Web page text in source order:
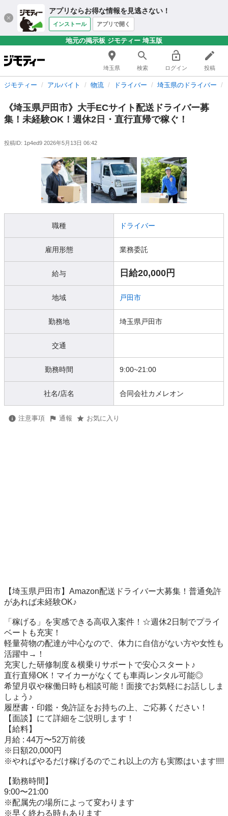
アプリならお得な情報を見逃さない！
インストール アプリで開く
地元の掲示板 ジモティー 埼玉版
埼玉県 検索 ログイン 投稿
ジモティー アルバイト 物流 ドライバー 埼玉県のドライバー
《埼玉県戸田市》大手ECサイト配送ドライバー募
集！未経験OK！週休2日・直行直帰で稼ぐ！
投稿ID: 1p4ed9 2026年5月13日 06:42
職種 ドライバー
雇用形態 業務委託
給与 日給20,000円
地域 戸田市
勤務地 埼玉県戸田市
交通
勤務時間 9:00~21:00
社名/店名 合同会社カメレオン
注意事項 通報 お気に入り
【埼玉県戸田市】Amazon配送ドライバー大募集！普通免許
があれば未経験OK♪
「稼げる」を実感できる高収入案件！☆週休2日制でプライ
ベートも充実！
軽量荷物の配達が中心なので、体力に自信がない方や女性も
活躍中→！
充実した研修制度＆横乗りサポートで安心スタート♪
直行直帰OK！マイカーがなくても車両レンタル可能◎
希望月収や稼働日時も相談可能！面接でお気軽にお話ししま
しょう♪
履歴書・印鑑・免許証をお持ちの上、ご応募ください！
【面談】にて詳細をご説明します！
【給料】
月給 : 44万〜52万前後
※日額20,000円
※やればやるだけ稼げるのでこれ以上の方も実際はいます!!!!
【勤務時間】
9:00〜21:00
※配属先の場所によって変わります
※早く終わる時もあります